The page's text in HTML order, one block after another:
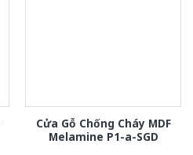
Cửa Gỗ Chống Cháy MDF
Melamine P1-a-SGD